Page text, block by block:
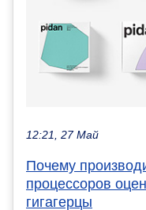
12:21, 27 Май
Почему
процессоров
гигагерцы